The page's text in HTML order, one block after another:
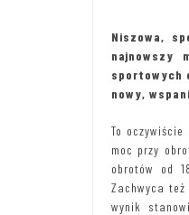
Niszowa,
najnowszy
sportowych
nowy,
To
moc przy
obrotów od
Zachwyca
wynik